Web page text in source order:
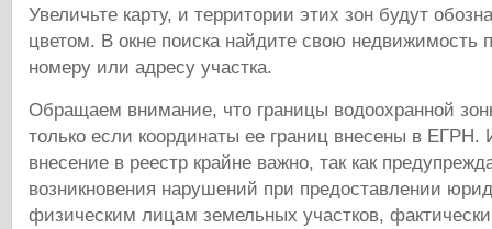
Увеличьте карту, и территории этих зон будут
цветом. В окне поиска найдите свою недвижимость
номеру или адресу участка.
Обращаем внимание, что границы водоохранной
только если координаты ее границ внесены в ЕГРН.
внесение в реестр крайне важно, так как
возникновения нарушений при предоставлении
физическим лицам земельных участков,